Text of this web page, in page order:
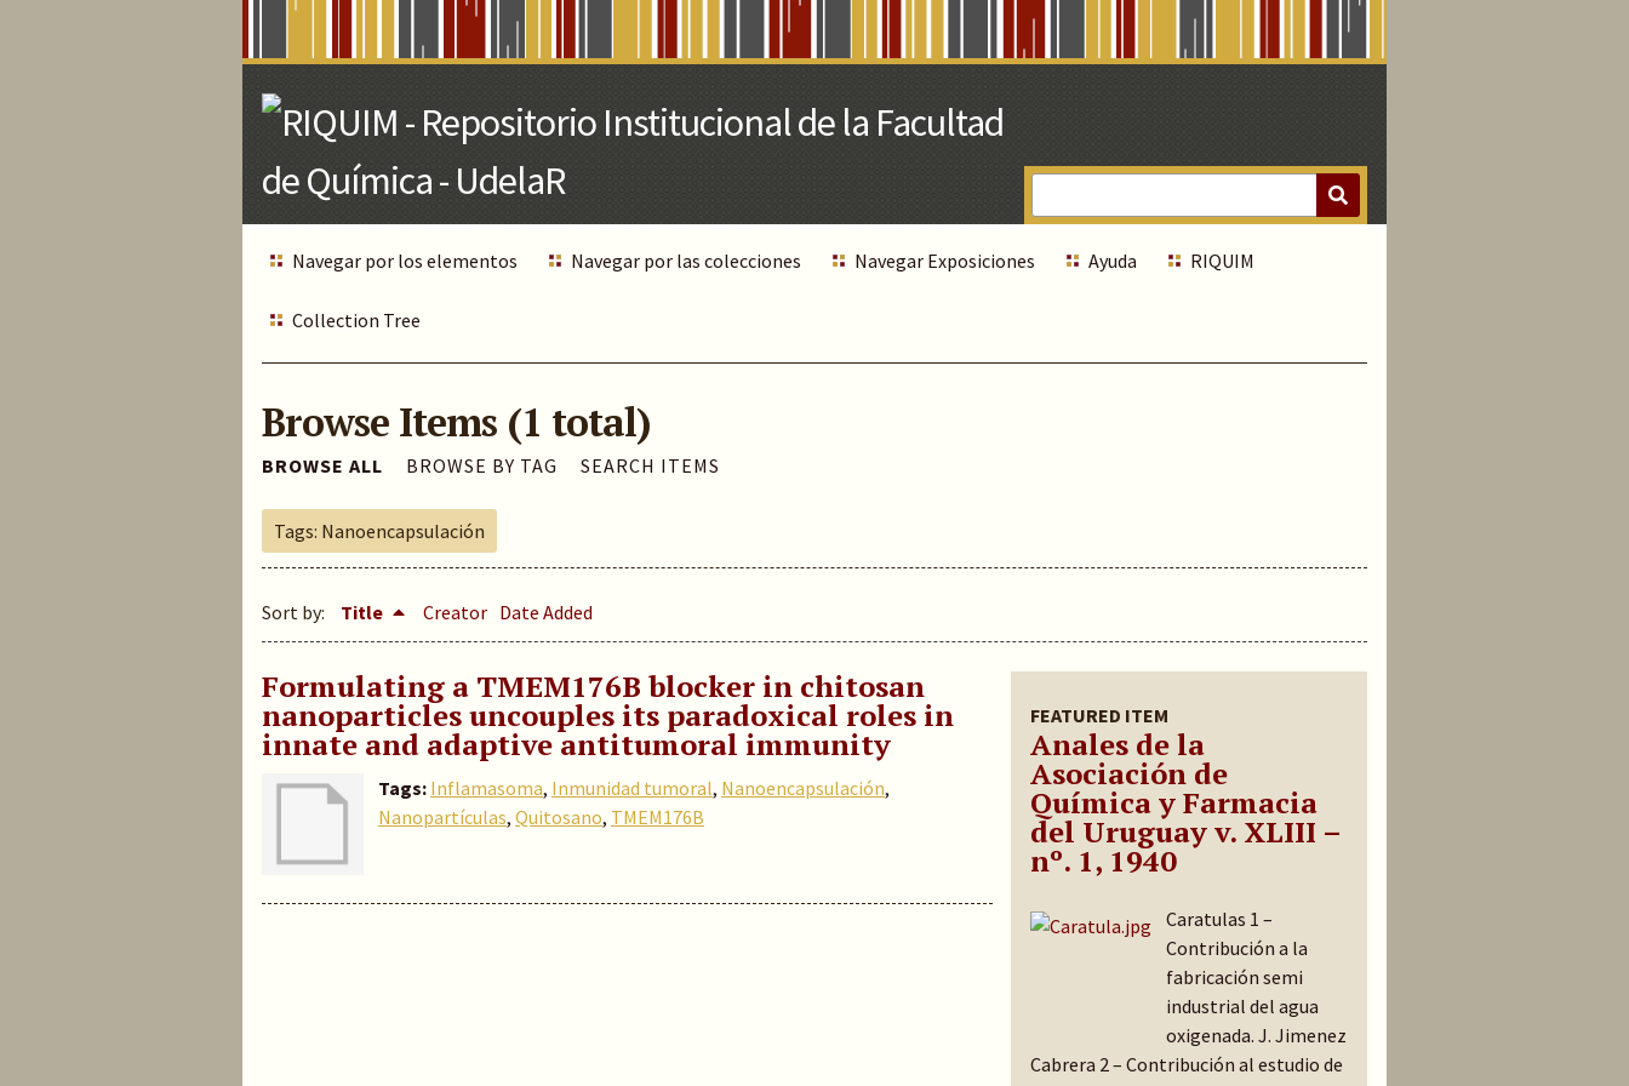
Navegar por los elementos Navegar por las colecciones Navegar Exposiciones Ayuda RIQUIM
Collection Tree
Browse Items (1 total)
BROWSE ALL BROWSE BY TAG SEARCH ITEMS
Tags: Nanoencapsulación
Sort by: Title Creator Date Added
FEATURED ITEM
Anales de la
Asociación de
Química y Farmacia
del Uruguay v. XLIII –
nº. 1, 1940
Caratulas 1 –
Contribución a la
fabricación semi
industrial del agua
oxigenada. J. Jimenez
Cabrera 2 – Contribución al estudio de
Formulating a TMEM176B blocker in chitosan
nanoparticles uncouples its paradoxical roles in
innate and adaptive antitumoral immunity
Tags: Inflamasoma, Inmunidad tumoral, Nanoencapsulación,
Nanopartículas, Quitosano, TMEM176B